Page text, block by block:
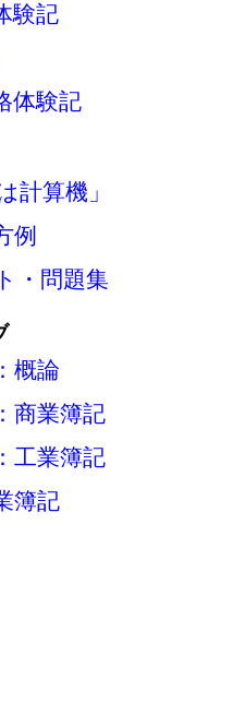
験記
体験記
計算機」
例
・問題集
概論
商業簿記
工業簿記
簿記